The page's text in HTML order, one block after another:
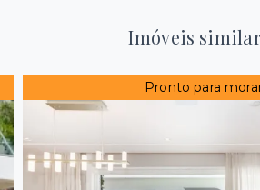
Imóveis
Pronto para